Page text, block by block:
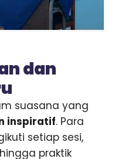
dan
suasana yang
inspiratif. Para
setiap sesi,
praktik